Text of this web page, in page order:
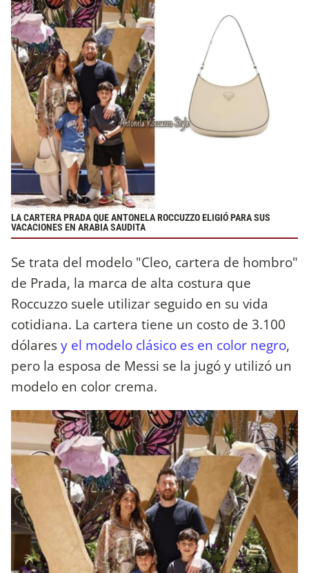
LA CARTERA PRADA QUE ANTONELA ROCCUZZO ELIGIÓ PARA SUS
VACACIONES EN ARABIA SAUDITA
Se trata del modelo "Cleo, cartera de hombro"
de Prada, la marca de alta costura que
Roccuzzo suele utilizar seguido en su vida
cotidiana. La cartera tiene un costo de 3.100
dólaresy el modelo clásico es en color negro,
pero la esposa de Messi se la jugó y utilizó un
modelo en color crema.